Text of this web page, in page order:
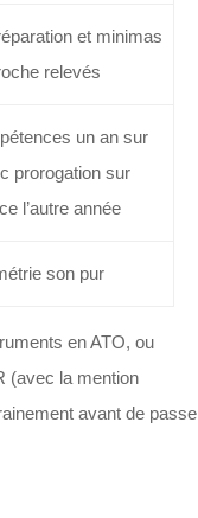
et minimas
relevés
un an sur
prorogation sur
l’autre année
son pur
en ATO, ou
(avec la mention
avant de